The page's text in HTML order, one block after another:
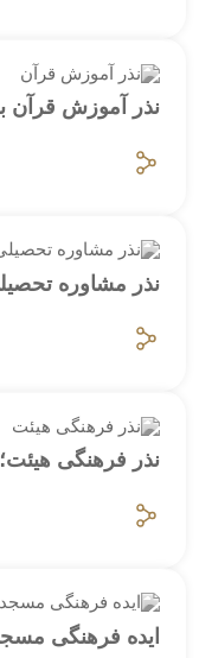
نذر فرهنگی هیئت؛ ۱۵ ایده ماندگار و اثرگذار